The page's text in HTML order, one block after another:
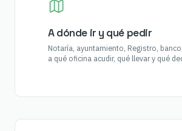
A dónde ir y qué pedir
Notaría, ayuntamiento, Registro,
a qué oficina acudir, qué llevar y qué